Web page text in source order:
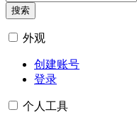
搜索
外观
创建账号
登录
个人工具